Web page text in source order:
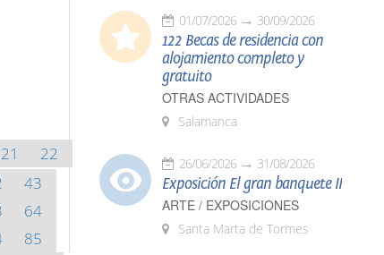
21
22
43
64
85
01/07/2026 30/09/2026
122 Becas de residencia con
alojamiento completo y
gratuito
OTRAS ACTIVIDADES
Salamanca
26/06/2026 31/08/2026
Exposición El gran banquete II
ARTE / EXPOSICIONES
Santa Marta de Tormes